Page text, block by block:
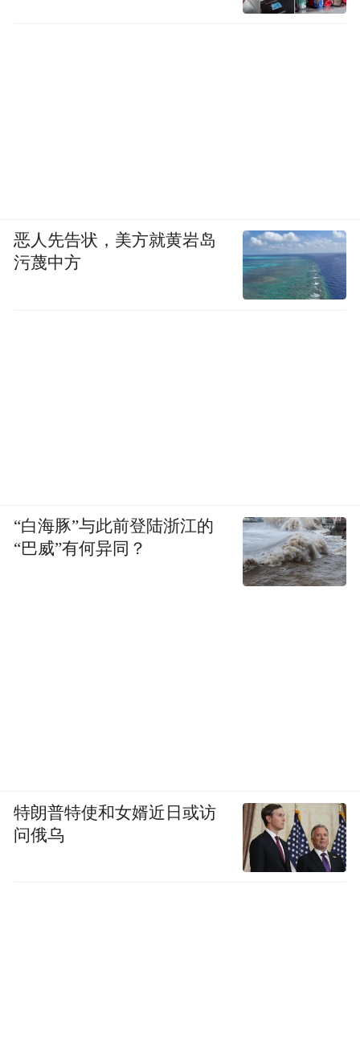
恶人先告状，美方就黄岩岛
污蔑中方
“白海豚”与此前登陆浙江的
“巴威”有何异同？
特朗普特使和女婿近日或访
问俄乌